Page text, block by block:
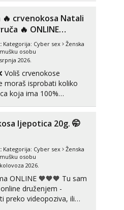
- Kod: #87
min
- Kod: #123
min
- Kod: #142
min
crvenokosa Natali
️‍🔥 ONLINE
Kategorija: Cyber sex
Ženska
osobu
2026.
moraš isprobati koliko
koja ima 100%
mjeri. Sexi videa s
ljepotica 20g. 🤭
Kategorija: Cyber sex
Ženska
osobu
2026.
ONLINE 🧡🧡🧡 Tu sam
druženjem -
preko videopoziva, ili